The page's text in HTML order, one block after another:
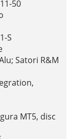
50
S
Satori R&M
MT5, disc